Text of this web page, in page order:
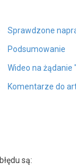
Sprawdzone
Podsumowanie
Wideo na żądanie
Komentarze do
są: